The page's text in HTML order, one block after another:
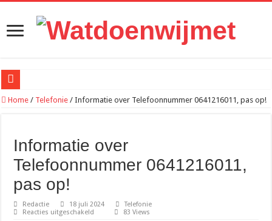
Wi-Fi-extenders: werken ze echt of is het weggegooid geld?
Waarom traditionele websites terrein verliezen aan superapps en digitale
Recreatief doelschieten groeit uit tot een populaire vrijetijdsbesteding
Hoe werkt een ontijzeringsinstallatie? Het proces simpel uitgelegd
Van zomeravond tot najaar: zo blijf je langer buiten genieten
Loungeset kopen: 9 tips voor het uitzoeken van de juiste set
Home / Telefonie / Informatie over Telefoonnummer 0641216011, pas op!
Informatie over
Telefoonnummer 0641216011,
pas op!
Redactie 18 juli 2024
Telefonie
Reacties uitgeschakeld
83 Views